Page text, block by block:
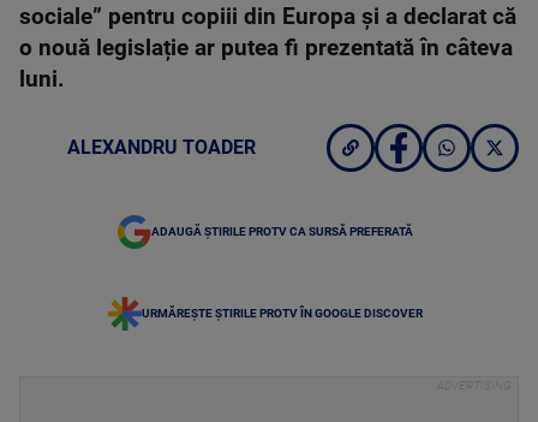
sociale” pentru copiii din Europa și a declarat că
o nouă legislație ar putea fi prezentată în câteva
luni.
ALEXANDRU TOADER
ADAUGĂ ȘTIRILE PROTV CA SURSĂ PREFERATĂ
URMĂREȘTE ȘTIRILE PROTV ÎN GOOGLE DISCOVER